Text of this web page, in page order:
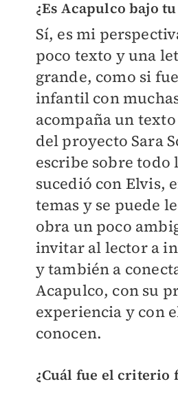
¿Es Acapulco bajo
Sí, es mi
poco texto y una
grande, como si
infantil con
acompaña un
del proyecto Sara
escribe sobre todo
sucedió con Elvis,
temas y se puede
obra un poco
invitar al lector a
y también a
Acapulco, con su
experiencia y con
conocen.
¿Cuál fue el criterio